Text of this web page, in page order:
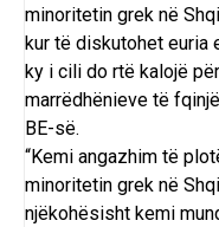
minoritetin grek në
kur të diskutohet euria
ky i cili do rtë kalojë
marrëdhënieve të
BE-së.
“Kemi angazhim të
minoritetin grek në
njëkohësisht kemi